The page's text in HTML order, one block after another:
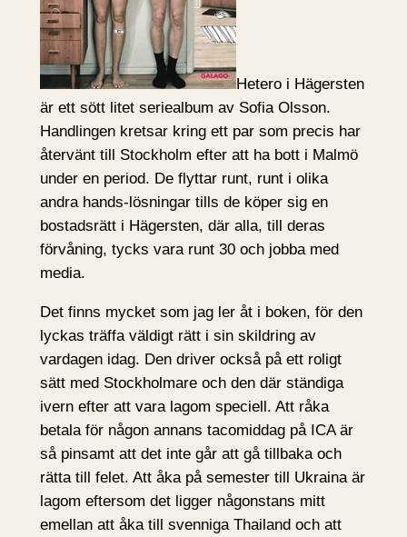
Hetero i Hägersten
är ett sött litet seriealbum av Sofia Olsson.
Handlingen kretsar kring ett par som precis har
återvänt till Stockholm efter att ha bott i Malmö
under en period. De flyttar runt, runt i olika
andra hands-lösningar tills de köper sig en
bostadsrätt i Hägersten, där alla, till deras
förvåning, tycks vara runt 30 och jobba med
media.
Det finns mycket som jag ler åt i boken, för den
lyckas träffa väldigt rätt i sin skildring av
vardagen idag. Den driver också på ett roligt
sätt med Stockholmare och den där ständiga
ivern efter att vara lagom speciell. Att råka
betala för någon annans tacomiddag på ICA är
så pinsamt att det inte går att gå tillbaka och
rätta till felet. Att åka på semester till Ukraina är
lagom eftersom det ligger någonstans mitt
emellan att åka till svenniga Thailand och att